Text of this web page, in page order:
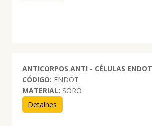
ANTICORPOS ANTI - CÉLULAS
CÓDIGO: ENDOT
MATERIAL: SORO
Detalhes